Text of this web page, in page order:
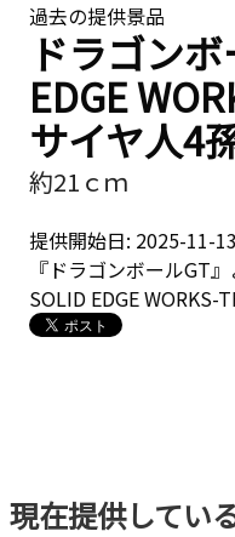
過去の提供景品
ドラゴン
EDGE
サイヤ人4
約21ｃｍ
提供開始日: 2025-11-
『ドラゴンボールGT
SOLID EDGE WORKS-
現在提供してい